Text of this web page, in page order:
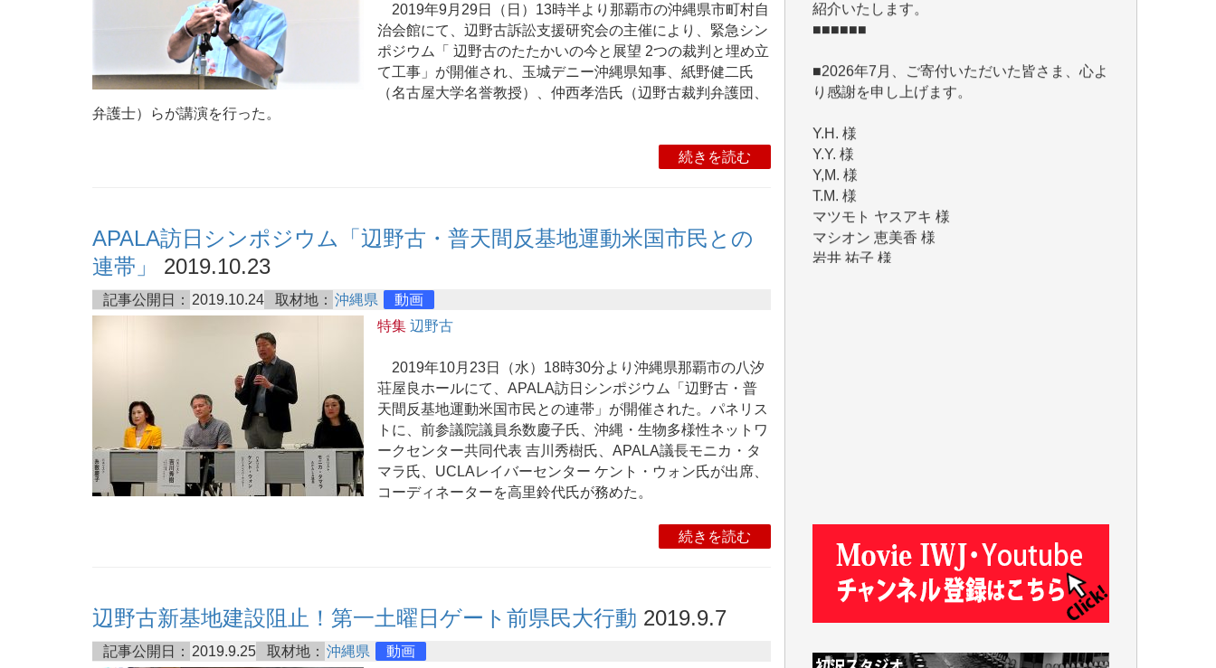
2019年9月29日（日）13時半より那覇市の沖縄県市町村自
治会館にて、辺野古訴訟支援研究会の主催により、緊急シン
ポジウム「 辺野古のたたかいの今と展望 2つの裁判と埋め立
て工事」が開催され、玉城デニー沖縄県知事、紙野健二氏
（名古屋大学名誉教授）、仲西孝浩氏（辺野古裁判弁護団、
弁護士）らが講演を行った。
続きを読む
APALA訪日シンポジウム「辺野古・普天間反基地運動米国市民との
連帯」
2019.10.23
記事公開日： 2019.10.24 取材地： 沖縄県
動画
特集 辺野古
2019年10月23日（水）18時30分より沖縄県那覇市の八汐
荘屋良ホールにて、APALA訪日シンポジウム「辺野古・普
天間反基地運動米国市民との連帯」が開催された。パネリス
トに、前参議院議員糸数慶子氏、沖縄・生物多様性ネットワ
ークセンター共同代表 吉川秀樹氏、APALA議長モニカ・タ
マラ氏、UCLAレイバーセンター ケント・ウォン氏が出席、
コーディネーターを高里鈴代氏が務めた。
続きを読む
辺野古新基地建設阻止！第一土曜日ゲート前県民大行動 2019.9.7
記事公開日： 2019.9.25 取材地： 沖縄県
動画
■2026年7月、ご寄付いただいた皆さま、心よ
り感謝を申し上げます。
Y.H. 様
Y.Y. 様
T.M. 様
マツモト ヤスアキ 様
マシオン 恵美香 様
岩井 祐子 様
吉村 隆子 様
新城 靖 様
青木 要 様
山本賢二 様
吉住俊昭 様
徳山匡 様
松本益美 様